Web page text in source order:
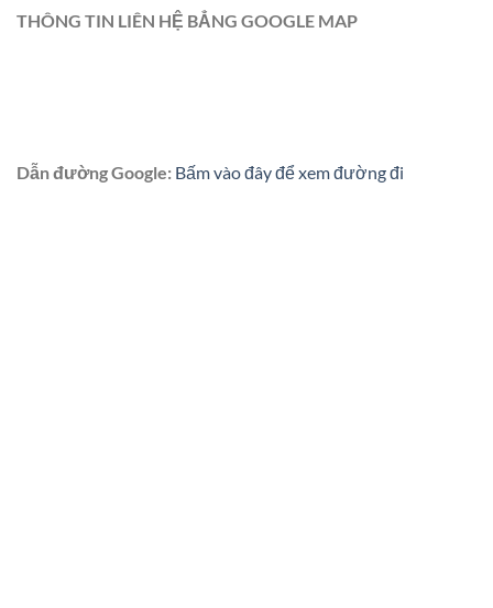
THÔNG TIN LIÊN HỆ BẲNG GOOGLE MAP
Dẫn đường Google: Bấm vào đây để xem đường đi